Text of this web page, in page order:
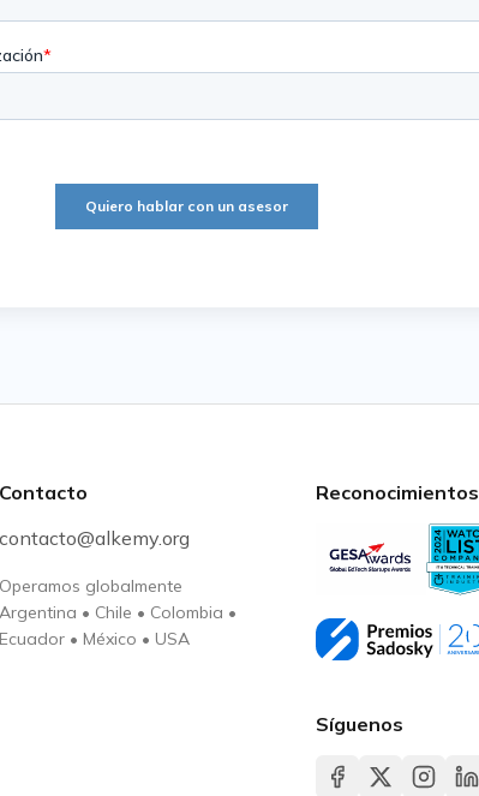
Contacto
contacto@alkemy.org
Operamos globalmente
Argentina • Chile • Colombia •
Ecuador• México • USA
Reconocimientos
Síguenos